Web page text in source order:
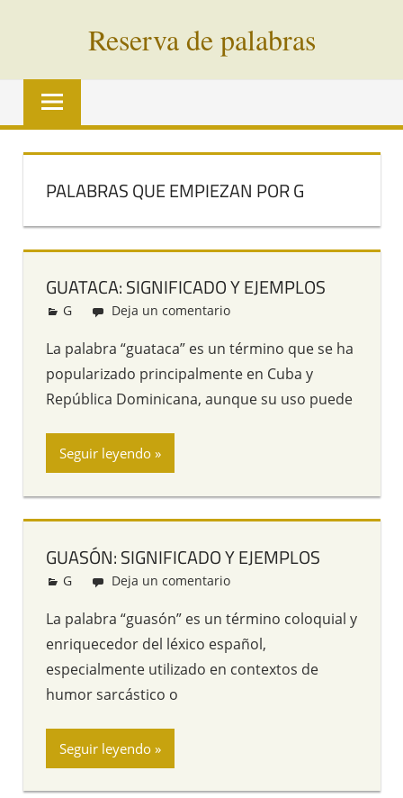
Reserva de palabras
Palabras
vías
PALABRAS QUE EMPIEZAN POR G
GUATACA: SIGNIFICADO Y EJEMPLOS
Redacción
G Deja un comentario
La palabra “guataca” es un término que se ha
popularizado principalmente en Cuba y
República Dominicana, aunque su uso puede
Seguir leyendo
GUASÓN: SIGNIFICADO Y EJEMPLOS
Redacción
G Deja un comentario
La palabra “guasón” es un término coloquial y
enriquecedor del léxico español,
especialmente utilizado en contextos de
humor sarcástico o
Seguir leyendo